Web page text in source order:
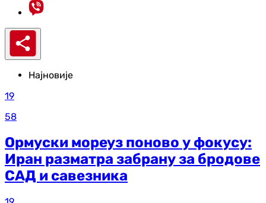
Најновије
19
58
Ормуски мореуз поново у фокусу:
Иран разматра забрану за бродове
САД и савезника